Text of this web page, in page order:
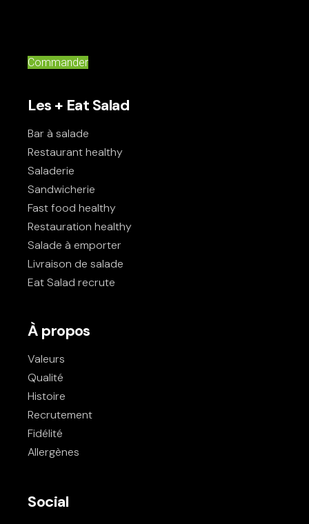
Commander
Les + Eat Salad
Bar à salade
Restaurant healthy
Saladerie
Sandwicherie
Fast food healthy
Restauration healthy
Salade à emporter
Livraison de salade
Eat Salad recrute
À propos
Valeurs
Qualité
Histoire
Recrutement
Fidélité
Allergènes
Social